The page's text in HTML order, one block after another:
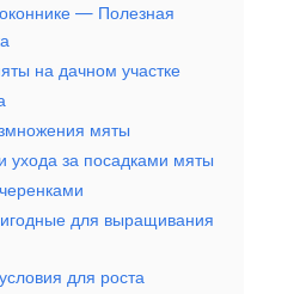
— Полезная
на дачном участке
мяты
ухода за посадками мяты
для выращивания
для роста